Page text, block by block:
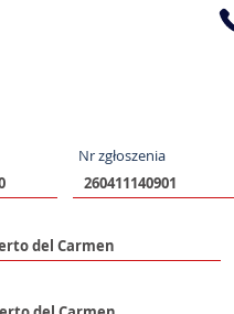
Nr zgłoszenia